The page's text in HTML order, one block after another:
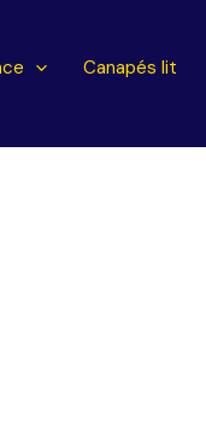
Canapés lit